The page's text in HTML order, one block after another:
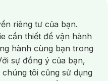
Xịt Thơm Toàn Thân
Nạ Xông Hơi/Nước Rửa Tay
/Bàn Chải Điện/
riêng tư của bạn.
cần thiết để vận hành
hành cùng bạn trong
sự đồng ý của bạn,
tôi cũng sử dụng